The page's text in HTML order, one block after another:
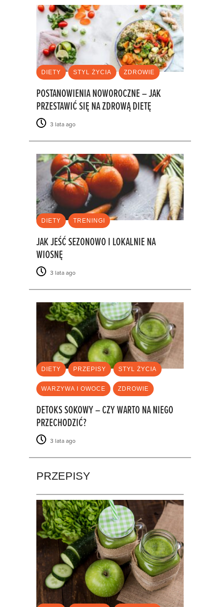
DIETY STYL ŻYCIA ZDROWIE
POSTANOWIENIA NOWOROCZNE – JAK
PRZESTAWIĆ SIĘ NA ZDROWĄ DIETĘ
3 lata ago
DIETY TRENINGI
JAK JEŚĆ SEZONOWO I LOKALNIE NA
WIOSNĘ
3 lata ago
DIETY PRZEPISY STYL ŻYCIA
WARZYWA I OWOCE ZDROWIE
DETOKS SOKOWY – CZY WARTO NA NIEGO
PRZECHODZIĆ?
3 lata ago
PRZEPISY